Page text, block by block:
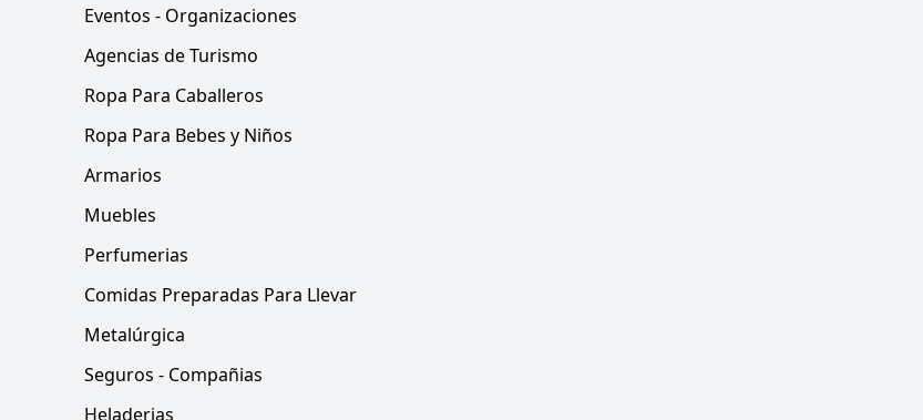
Eventos - Organizaciones
Agencias de Turismo
Ropa Para Caballeros
Ropa Para Bebes y Niños
Armarios
Muebles
Perfumerias
Comidas Preparadas Para Llevar
Metalúrgica
Seguros - Compañias
Heladerias